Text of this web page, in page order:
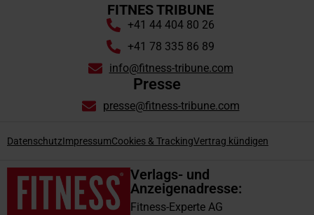
Verlags- und
Anzeigenadresse:
Fitness-Experte AG
FITNES TRIBUNE
+41 44 404 80 26
+41 78 335 86 89
info@fitness-tribune.com
Presse
presse@fitness-tribune.com
DatenschutzImpressumCookies & TrackingVertrag kündigen